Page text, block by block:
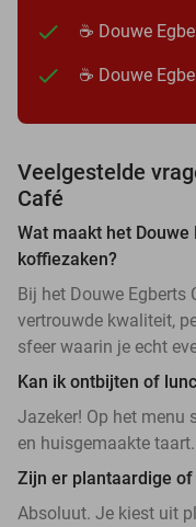
☕ Douwe
☕ Douwe
Veelgestelde
Café
Wat maakt het
koffiezaken?
Bij het Douwe Egberts
vertrouwde kwaliteit,
sfeer waarin je echt
Kan ik ontbijten of
Jazeker! Op het menu
en huisgemaakte
Zijn er plantaardige
Absoluut. Je kiest uit